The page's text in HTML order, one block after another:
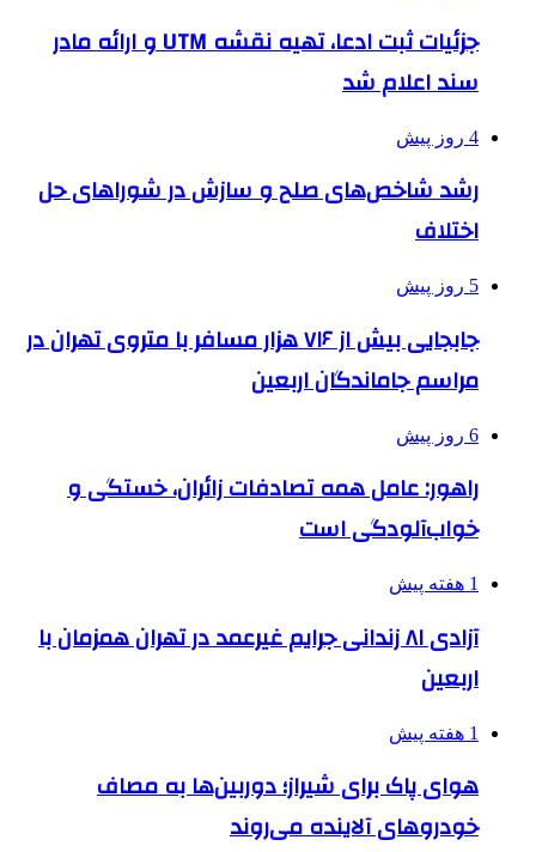
جزئیات ثبت ادعا، تهیه نقشه UTM و ارائه مادر
سند اعلام شد
4 روز پیش
رشد شاخص‌های صلح و سازش در شوراهای حل
اختلاف
5 روز پیش
جابجایی بیش از ۷۱۶ هزار مسافر با متروی تهران در
مراسم جاماندگان اربعین
6 روز پیش
راهور: عامل همه تصادفات زائران، خستگی و
خواب‌آلودگی است
1 هفته پیش
آزادی ۸۱ زندانی جرایم غیرعمد در تهران همزمان با
اربعین
1 هفته پیش
هوای پاک برای شیراز؛ دوربین‌ها به مصاف
خودروهای آلاینده می‌روند